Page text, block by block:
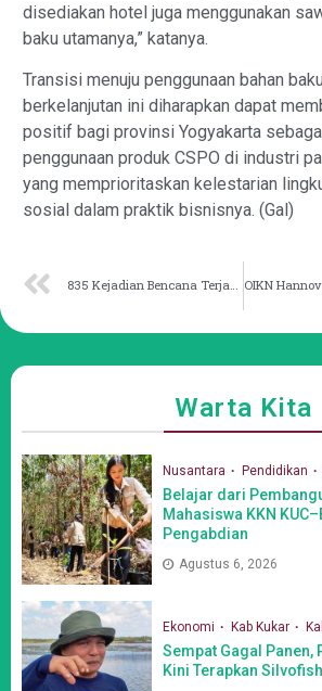
disediakan hotel juga menggunakan
baku utamanya,” katanya.
Transisi menuju penggunaan bahan
berkelanjutan ini diharapkan dapat
positif bagi provinsi Yogyakarta
penggunaan produk CSPO di industri
yang memprioritaskan kelestarian
sosial dalam praktik bisnisnya. (Gal)
835 Kejadian Bencana Terjadi hingga 12 April
Warta Kita
Nusantara Pendidikan
Belajar dari
Mahasiswa KKN
Pengabdian
Agustus 6, 2026
Ekonomi Kab Kukar
Sempat Gagal Panen,
Kini Terapkan